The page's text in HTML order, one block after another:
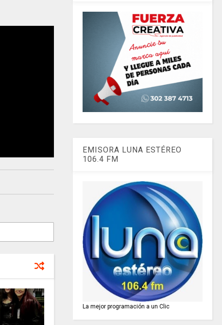
EMISORA LUNA ESTÉREO
106.4 FM
La mejor programación a un Clic